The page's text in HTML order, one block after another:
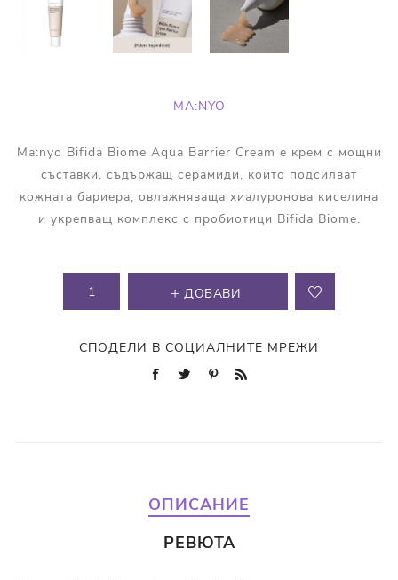
MA:NYO
Ma:nyo Bifida Biome Aqua Barrier Cream е крем с мощни
съставки, съдържащ серамиди, които подсилват
кожната бариера, овлажняваща хиалуронова киселина
и укрепващ комплекс с пробиотици Bifida Biome.
ДОБАВИ
СПОДЕЛИ В СОЦИАЛНИТЕ МРЕЖИ
ОПИСАНИЕ
РЕВЮТА